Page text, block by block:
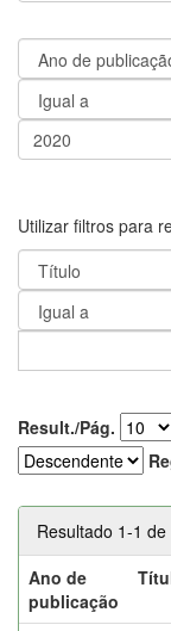
Utilizar filtros para
Result./Pág.
Resultado 1-1 de
Ano de
publicação